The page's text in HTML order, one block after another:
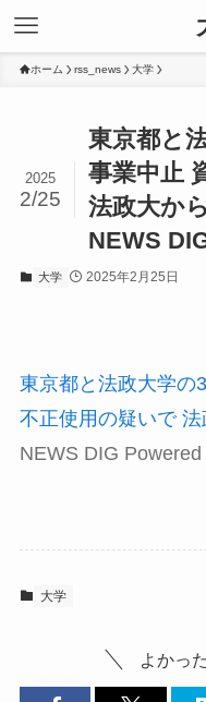
ホーム rss_news 大学
東京都と
事業中止
法政大か
NEWS
2025
2/25
大学 2025年2月25日
東京都と法政大学の
不正使用の疑いで
NEWS DIG
大学
よかっ